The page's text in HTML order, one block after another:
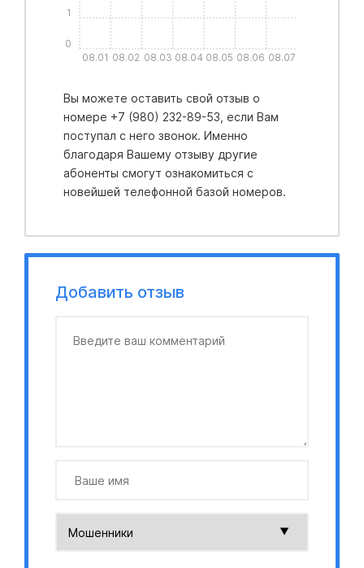
08.01 08.02 08.03 08.04 08.05 08.06 08.07
0
1
Вы можете оставить свой отзыв о
номере +7 (980) 232-89-53, если Вам
поступал с него звонок. Именно
благодаря Вашему отзыву другие
абоненты смогут ознакомиться с
новейшей телефонной базой номеров.
Добавить отзыв